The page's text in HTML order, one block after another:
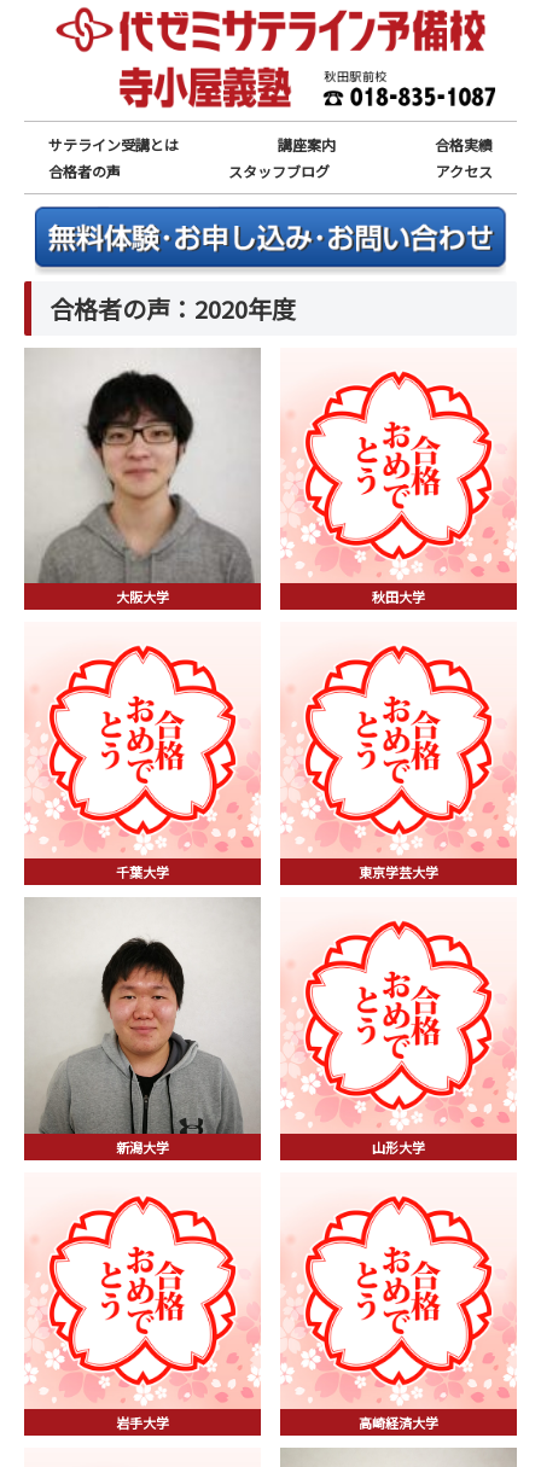
サテライン受講とは 講座案内
合格実績
合格者の声
スタッフブログ アクセス
合格者の声 ：2020年度
大阪大学 秋田大学
千葉大学 東京学芸大学
新潟大学 山形大学
岩手大学 高崎経済大学